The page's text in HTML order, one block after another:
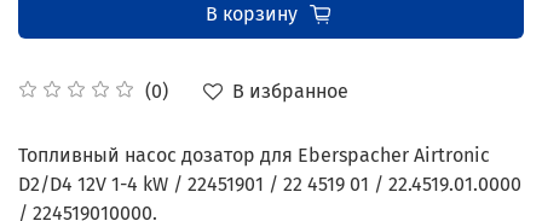
(0) В избранное
В корзину
Топливный насос дозатор для Eberspacher Airtronic
D2/D4 12V 1-4 kW / 22451901 / 22 4519 01 / 22.4519.01.0000
/ 224519010000.